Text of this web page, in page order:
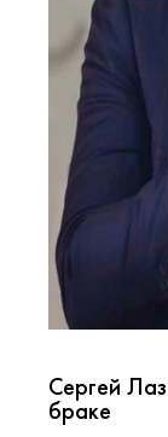
Сергей
браке